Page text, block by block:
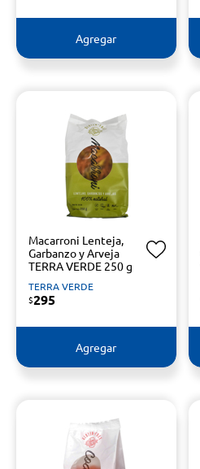
Agregar
Macarroni Lenteja,
Garbanzo y Arveja
TERRA VERDE 250 g
TERRA VERDE
$295
Agregar